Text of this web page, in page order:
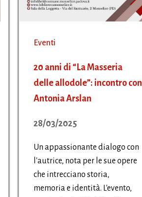
Eventi
20 anni di “La Masseria
delle allodole”: incontro con
Antonia Arslan
28/03/2025
Un appassionante dialogo con
l'autrice, nota per le sue opere
che intrecciano storia,
memoria e identità. L'evento,